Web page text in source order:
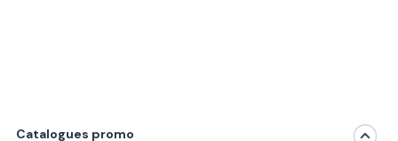
Catalogues promo